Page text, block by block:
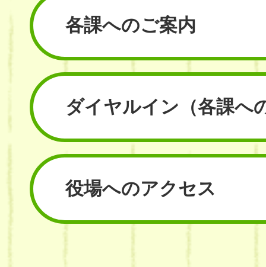
各課へのご案内
ダイヤルイン （各課へ
役場へのアクセス